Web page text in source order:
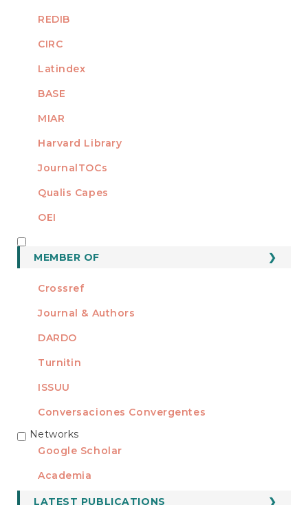
REDIB
CIRC
Latindex
BASE
MIAR
Harvard Library
JournalTOCs
Qualis Capes
OEI
MEMBER OF
Crossref
Journal & Authors
DARDO
Turnitin
ISSUU
Conversaciones Convergentes
REDES
Networks
Google Scholar
Academia
LATEST PUBLICATIONS